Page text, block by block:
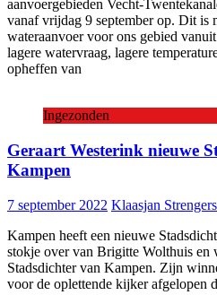
aanvoergebieden Vecht-
vanaf vrijdag 9 september op. Dit is
wateraanvoer voor ons gebied
lagere watervraag, lagere
opheffen van
Ingezonden
Geraart Westerink nieuwe
Kampen
7 september 2022 Klaasjan Strengers
Kampen heeft een nieuwe
stokje over van Brigitte Wolthuis en
Stadsdichter van Kampen. Zijn
voor de oplettende kijker afgelopen